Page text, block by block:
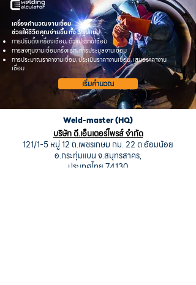
เครื่องคำนวณงานเชื่อม
ช่วยให้ชีวิตคุณง่ายขึ้น ทั้ง 3 รูปแบบ
การปรับตั้งเครื่องเชื่อม, ตัวแปรงานเชื่อม
การลงทุนงานเชื่อมครั้งแรก, การประมูลงานเชื่อม
การประมาณราคางานเชื่อม, ประเมินราคางานเชื่อม, เสนอราคางาน
เชื่อม
เริ่มคำนวณ
Weld-master (HQ)
บริษัท ดี.เอ็นเตอร์ไพรส์ จำกัด
121/1-5 หมู่ 12 ถ.เพชรเกษม กม. 22 ต.อ้อมน้อย
อ.กระทุ่มแบน จ.สมุทรสาคร,
ประเทศไทย 74130